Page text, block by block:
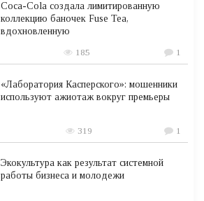
Coca-Cola создала лимитированную
коллекцию баночек Fuse Tea,
вдохновленную
185 1
«Лаборатория Касперского»: мошенники
используют ажиотаж вокруг премьеры
319 1
Экокультура как результат системной
работы бизнеса и молодежи